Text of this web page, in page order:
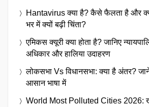
Hantavirus क्या है? कैसे फैलता है और
भर में क्यों बढ़ी चिंता?
एमिकस क्यूरी क्या होता है? जानिए
अधिकार और हालिया उदाहरण
लोकसभा Vs विधानसभा: क्या है अंतर?
आसान भाषा में
World Most Polluted Cities 2026: